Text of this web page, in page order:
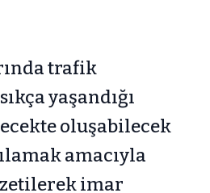
trafik
yaşandığı
oluşabilecek
amacıyla
imar